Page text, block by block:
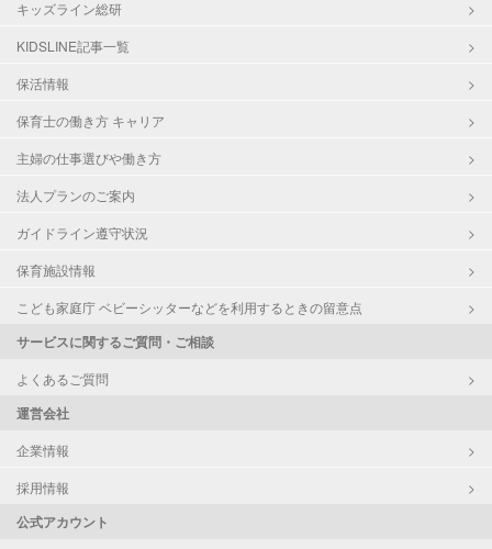
キッズライン総研
KIDSLINE記事一覧
保活情報
保育士の働き方 キャリア
主婦の仕事選びや働き方
法人プランのご案内
ガイドライン遵守状況
保育施設情報
こども家庭庁 ベビーシッターなどを利用するときの留意点
サービスに関するご質問・ご相談
よくあるご質問
運営会社
企業情報
採用情報
公式アカウント